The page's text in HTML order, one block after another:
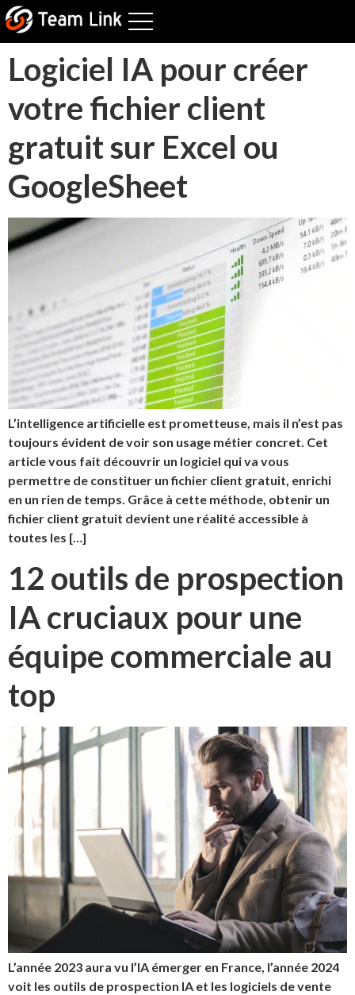
Logiciel IA pour créer
votre fichier client
gratuit sur Excel ou
GoogleSheet
L’intelligence artificielle est prometteuse, mais il n’est pas
toujours évident de voir son usage métier concret. Cet
article vous fait découvrir un logiciel qui va vous
permettre de constituer un fichier client gratuit, enrichi
en un rien de temps. Grâce à cette méthode, obtenir un
fichier client gratuit devient une réalité accessible à
toutes les […]
12 outils de prospection
IA cruciaux pour une
équipe commerciale au
top
L’année 2023 aura vu l’IA émerger en France, l’année 2024
voit les outils de prospection IA et les logiciels de vente